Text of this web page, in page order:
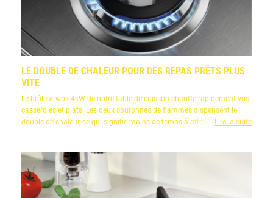
LE DOUBLE DE CHALEUR POUR DES REPAS PRÊTS PLUS
VITE
Le brûleur wok 4kW de notre table de cuisson chauffe rapidement vos
casseroles et plats. Les deux couronnes de flammes dispensent le
double de chaleur, ce qui signifie moins de temps à attendre et plus de
Lire la suite